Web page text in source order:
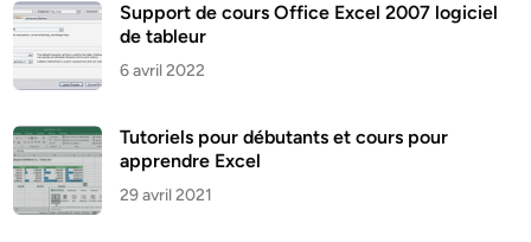
Support de cours Office Excel 2007 logiciel
de tableur
6 avril 2022
Tutoriels pour débutants et cours pour
apprendre Excel
29 avril 2021